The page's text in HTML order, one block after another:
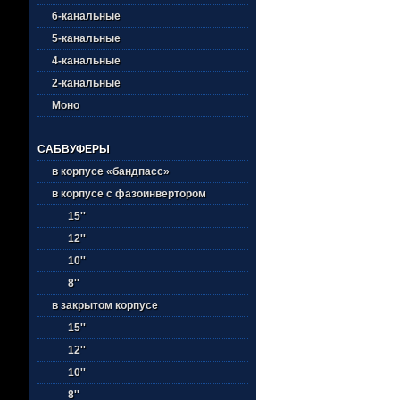
6-канальные
5-канальные
4-канальные
2-канальные
Моно
САБВУФЕРЫ
в корпусе «бандпасс»
в корпусе с фазоинвертором
15''
12''
10''
8''
в закрытом корпусе
15''
12''
10''
8''